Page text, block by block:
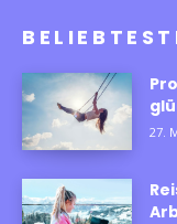
27.